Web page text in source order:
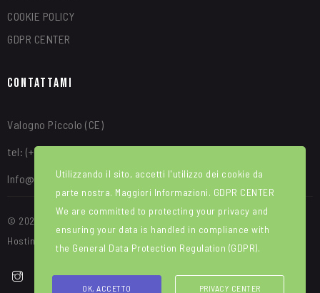
COOKIE POLICY
GDPR CENTER
Contattami
Valogno Piccolo (CE)
tel: (+39) 340 8315664
Info@alfredotroise.com
© 2025 Portale Web ideato e sviluppato da WEBIRD. Manutenzione e
Hosting di Red House srl
Utilizzando il sito, accetti l'utilizzo dei cookie da
parte nostra. Maggiori Informazioni. GDPR CENTER
We are committed to protecting your privacy and
ensuring your data is handled in compliance with
the General Data Protection Regulation (GDPR).
OK, ACCETTO PRIVACY CENTER